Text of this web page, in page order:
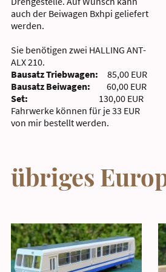
übriges
auch der Beiwagen Bxhpi geliefert
werden.
Sie benötigen zwei HALLING ANT-
ALX 210.
Bausatz Triebwagen:
85,00 EUR
Bausatz Beiwagen: 60,00 EUR
Set:
130,00 EUR
Fahrwerke können für je 33 EUR
von mir bestellt werden.